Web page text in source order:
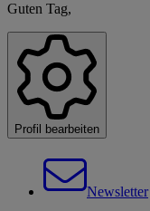
Guten Tag,
Profil bearbeiten
Newsletter